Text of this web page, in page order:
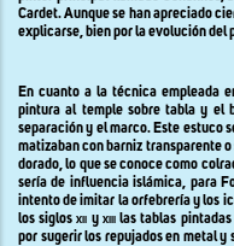
Cardet. Aunque se han apreciado
explicarse, bien por la evolución del
En cuanto a la técnica empleada
pintura al temple sobre tabla y el
separación y el marco. Este estuco
matizaban con barniz transparente
dorado, lo que se conoce como
sería de influencia islámica, para
intento de imitar la orfebrería y los
los siglosxii y xiiilas tablas pintadas
por sugerir los repujados en metal